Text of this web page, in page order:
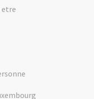
etre